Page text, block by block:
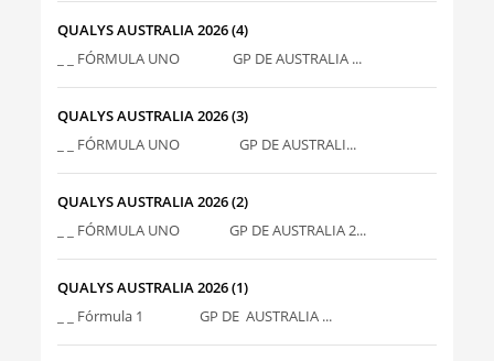
QUALYS AUSTRALIA 2026 (4)
_ _ FÓRMULA UNO GP DE AUSTRALIA ...
QUALYS AUSTRALIA 2026 (3)
_ _ FÓRMULA UNO GP DE AUSTRALI...
QUALYS AUSTRALIA 2026 (2)
_ _ FÓRMULA UNO GP DE AUSTRALIA 2...
QUALYS AUSTRALIA 2026 (1)
_ _ Fórmula 1 GP DE AUSTRALIA ...